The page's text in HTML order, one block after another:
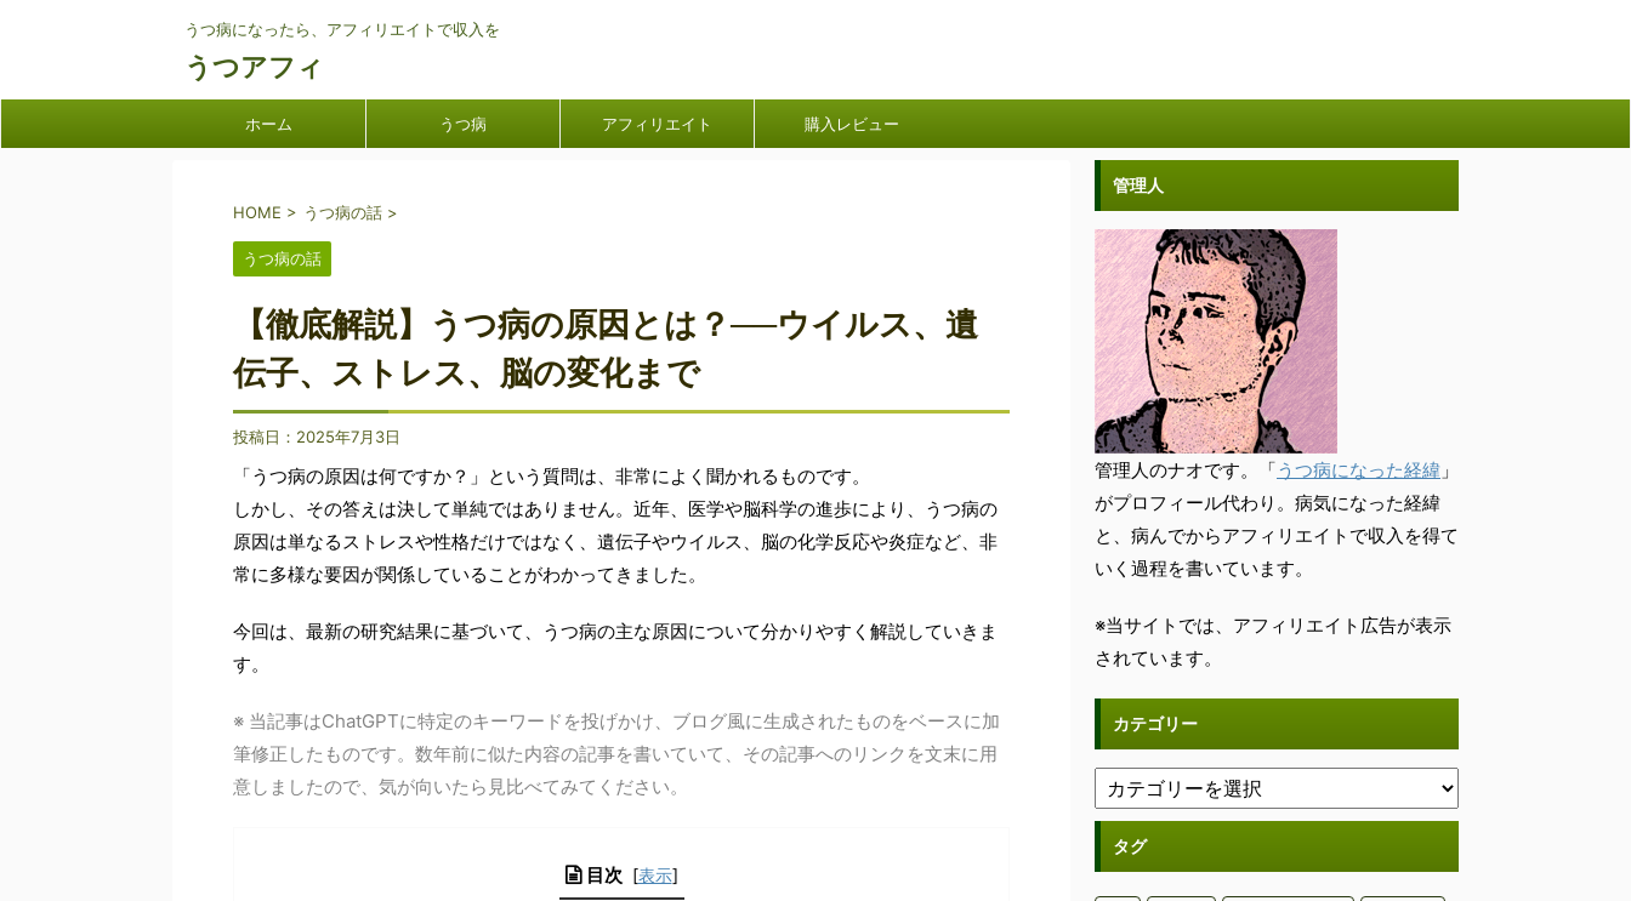
うつ病になったら、アフィリエイトで収入を
うつアフィ
ホーム うつ病 アフィリエイト 購入レビュー
HOME > うつ病の話 >
うつ病の話
【徹底解説】うつ病の原因とは？──ウイルス、遺
伝子、ストレス、脳の変化まで
投稿日： 2025年7月3日
「うつ病の原因は何ですか？」という質問は、非常によく聞かれるものです。
しかし、その答えは決して単純ではありません。近年、医学や脳科学の進歩により、うつ病の
原因は単なるストレスや性格だけではなく、遺伝子やウイルス、脳の化学反応や炎症など、非
常に多様な要因が関係していることがわかってきました。
今回は、最新の研究結果に基づいて、うつ病の主な原因について分かりやすく解説していきま
す。
※ 当記事はChatGPTに特定のキーワードを投げかけ、ブログ風に生成されたものをベースに加
筆修正したものです。数年前に似た内容の記事を書いていて、その記事へのリンクを文末に用
意しましたので、気が向いたら見比べてみてください。
目次 [表示]
管理人
管理人のナオです。「うつ病になった経緯 」
がプロフィール代わり。病気になった経緯
と、病んでからアフィリエイトで収入を得て
いく過程を書いています。
※当サイトでは、アフィリエイト広告が表示
されています。
カテゴリー
タグ